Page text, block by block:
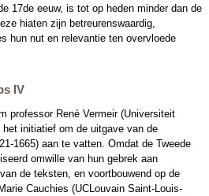
17de eeuw, is tot op heden minder dan de
hiaten zijn betreurenswaardig,
hun nut en relevantie ten overvloede
IV
professor René Vermeir (Universiteit
initiatief om de uitgave van de
1665) aan te vatten. Omdat de Tweede
omwille van hun gebrek aan
de teksten, en voortbouwend op de
Cauchies (UCLouvain Saint-Louis-